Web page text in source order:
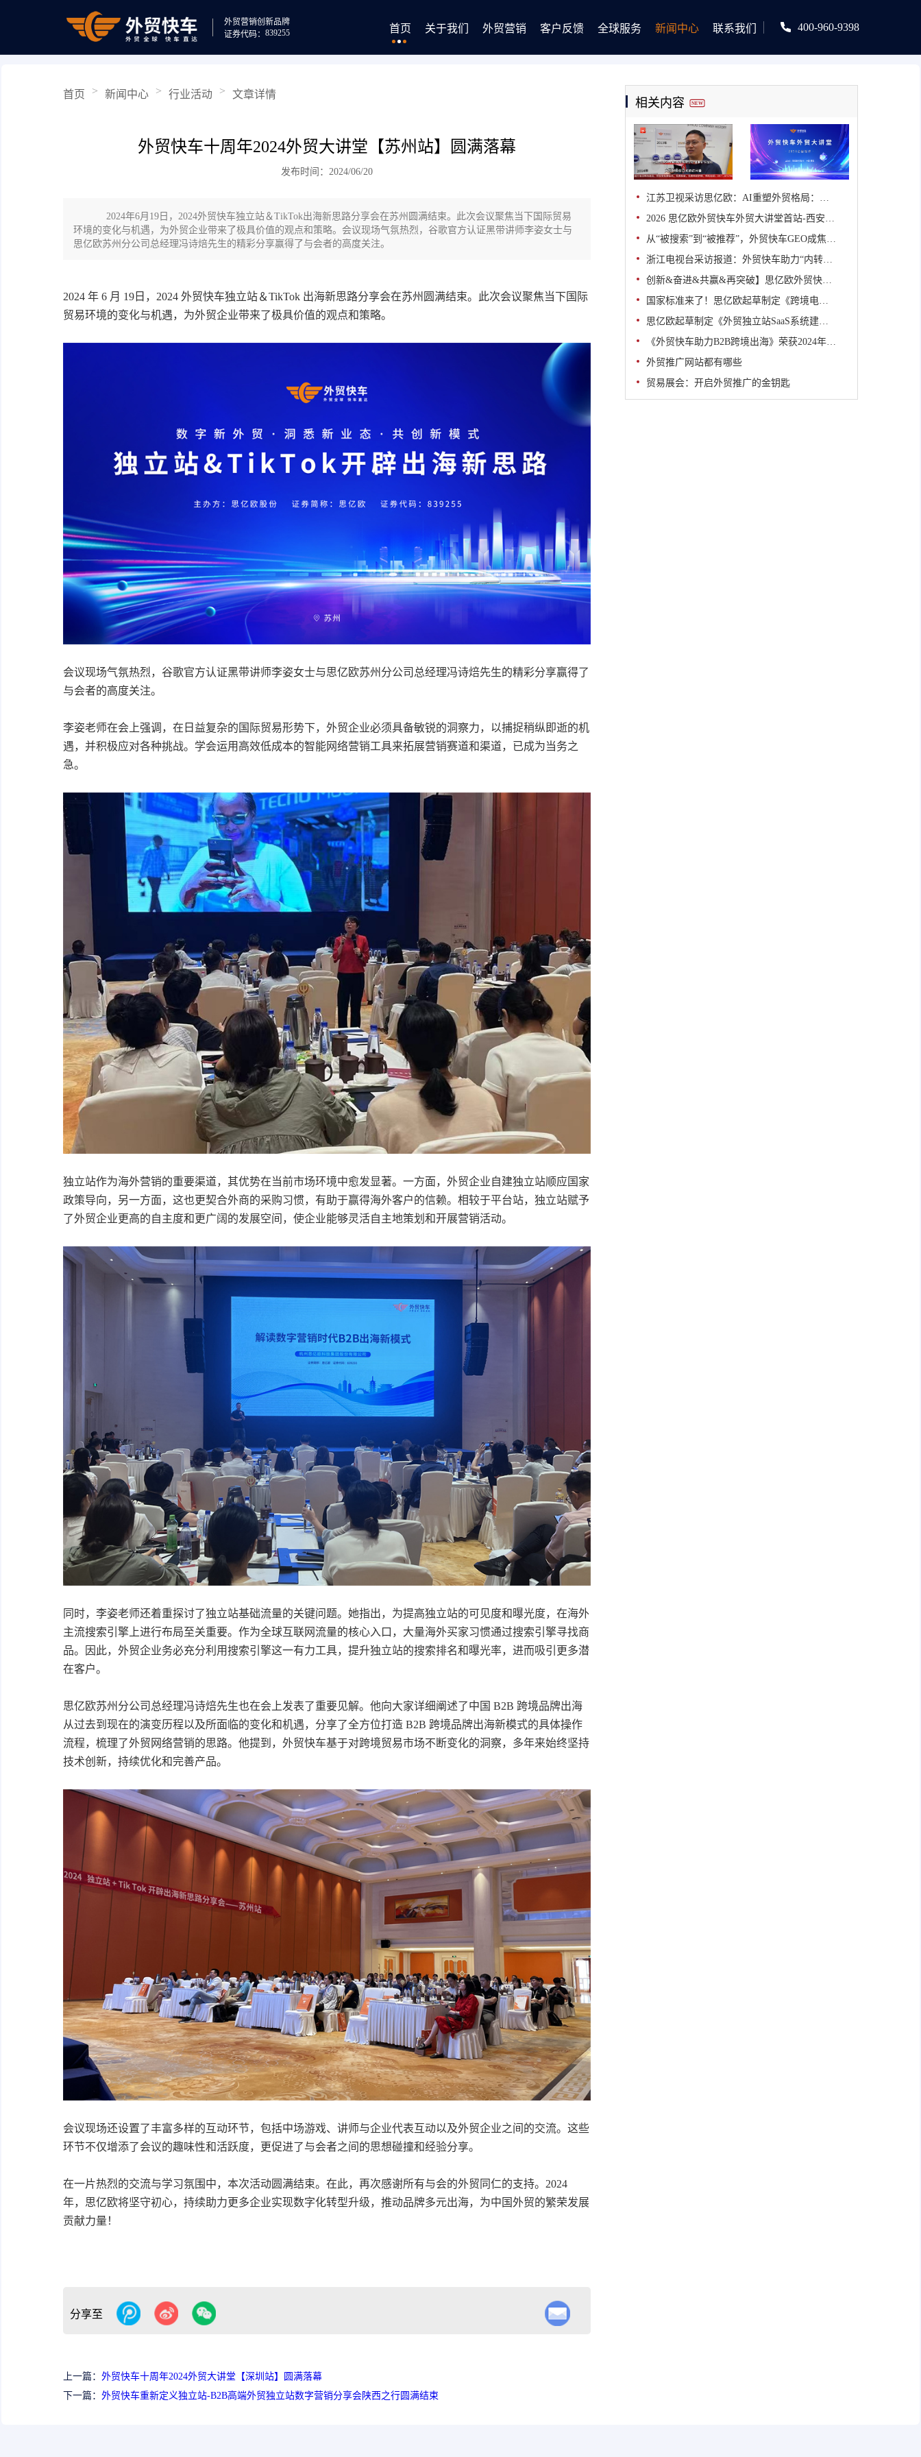
外贸营销创新品牌
证券代码：839255 首页 关于我们 外贸营销 客户反馈 全球服务 新闻中心 联系我们 400-960-9398
首页 > 新闻中心 > 行业活动 > 文章详情
外贸快车十周年2024外贸大讲堂【苏州站】圆满落幕
发布时间：2024/06/20
2024年6月19日，2024外贸快车独立站＆TikTok出海新思路分享会在苏州圆满结束。此次会议聚焦当下国际贸易
环境的变化与机遇，为外贸企业带来了极具价值的观点和策略。会议现场气氛热烈，谷歌官方认证黑带讲师李姿女士与
思亿欧苏州分公司总经理冯诗焙先生的精彩分享赢得了与会者的高度关注。
2024 年 6 月 19日，2024 外贸快车独立站＆TikTok 出海新思路分享会在苏州圆满结束。此次会议聚焦当下国际
贸易环境的变化与机遇，为外贸企业带来了极具价值的观点和策略。
会议现场气氛热烈，谷歌官方认证黑带讲师李姿女士与思亿欧苏州分公司总经理冯诗焙先生的精彩分享赢得了
与会者的高度关注。
李姿老师在会上强调，在日益复杂的国际贸易形势下，外贸企业必须具备敏锐的洞察力，以捕捉稍纵即逝的机
遇，并积极应对各种挑战。学会运用高效低成本的智能网络营销工具来拓展营销赛道和渠道，已成为当务之
急。
独立站作为海外营销的重要渠道，其优势在当前市场环境中愈发显著。一方面，外贸企业自建独立站顺应国家
政策导向，另一方面，这也更契合外商的采购习惯，有助于赢得海外客户的信赖。相较于平台站，独立站赋予
了外贸企业更高的自主度和更广阔的发展空间，使企业能够灵活自主地策划和开展营销活动。
同时，李姿老师还着重探讨了独立站基础流量的关键问题。她指出，为提高独立站的可见度和曝光度，在海外
主流搜索引擎上进行布局至关重要。作为全球互联网流量的核心入口，大量海外买家习惯通过搜索引擎寻找商
品。因此，外贸企业务必充分利用搜索引擎这一有力工具，提升独立站的搜索排名和曝光率，进而吸引更多潜
在客户。
思亿欧苏州分公司总经理冯诗焙先生也在会上发表了重要见解。他向大家详细阐述了中国 B2B 跨境品牌出海
从过去到现在的演变历程以及所面临的变化和机遇，分享了全方位打造 B2B 跨境品牌出海新模式的具体操作
流程，梳理了外贸网络营销的思路。他提到，外贸快车基于对跨境贸易市场不断变化的洞察，多年来始终坚持
技术创新，持续优化和完善产品。
会议现场还设置了丰富多样的互动环节，包括中场游戏、讲师与企业代表互动以及外贸企业之间的交流。这些
环节不仅增添了会议的趣味性和活跃度，更促进了与会者之间的思想碰撞和经验分享。
在一片热烈的交流与学习氛围中，本次活动圆满结束。在此，再次感谢所有与会的外贸同仁的支持。2024
年，思亿欧将坚守初心，持续助力更多企业实现数字化转型升级，推动品牌多元出海，为中国外贸的繁荣发展
贡献力量！
分享至
上一篇： 外贸快车十周年2024外贸大讲堂【深圳站】圆满落幕
下一篇： 外贸快车重新定义独立站-B2B高端外贸独立站数字营销分享会陕西之行圆满结束
相关内容 NEW
江苏卫视采访思亿欧：AI重塑外贸格局：思亿欧“外贸快车”以双引擎驱动企业出海新增长
2026 思亿欧外贸快车外贸大讲堂首站-西安站圆满落幕！
从“被搜索”到“被推荐”，外贸快车GEO成焦点！【2026外经贸大讲堂（杭州站）】
浙江电视台采访报道：外贸快车助力“内转外”企业加速出海：AI技术成外贸转型新引擎
创新&奋进&共赢&再突破】思亿欧外贸快车第十二届全国渠道大会圆满闭幕！
国家标准来了！思亿欧起草制定《跨境电商独立站运营服务指南》国家标准正式发布并实施！
思亿欧起草制定《外贸独立站SaaS系统建设与运营规范》团体标准正式发布并实施
《外贸快车助力B2B跨境出海》荣获2024年浙江省数字贸易创新应用优秀案例二等奖
外贸推广网站都有哪些
贸易展会：开启外贸推广的金钥匙